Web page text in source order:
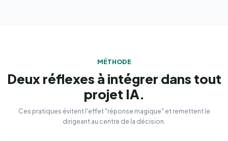
MÉTHODE
Deux réflexes à intégrer dans tout
projet IA.
Ces pratiques évitent l'effet "réponse magique" et remettent le
dirigeant au centre de la décision.